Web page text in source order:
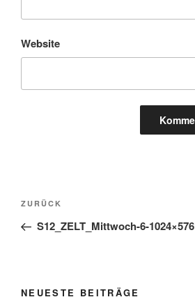
Website
Beitragsnavigation
Vorheriger
Beitrag
ZURÜCK
S12_ZELT_Mittwoch-6-1024×576
NEUESTE BEITRÄGE